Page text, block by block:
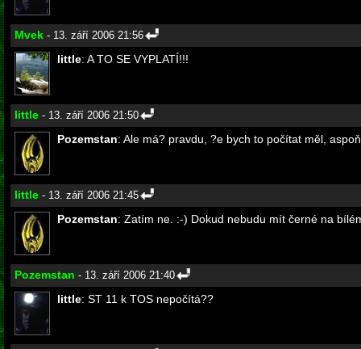
Mvek - 13. září 2006 21:56
little: A TO SE VYPLATÍ!!!
little - 13. září 2006 21:50
Pozemstan: Ale má? pravdu, ?e bych to počítat měl,
little - 13. září 2006 21:45
Pozemstan: Zatím ne. :-) Dokud nebudu mít černé na
Pozemstan - 13. září 2006 21:40
little: ST 11 k TOS nepočítá??